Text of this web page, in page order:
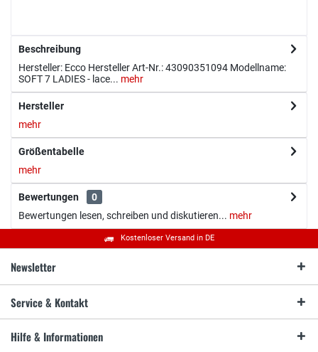
Beschreibung
Hersteller: Ecco Hersteller Art-Nr.: 43090351094 Modellname:
SOFT 7 LADIES - lace... mehr
Hersteller
mehr
Größentabelle
mehr
Bewertungen
0
Bewertungen lesen, schreiben und diskutieren... mehr
Kostenloser Versand in DE
Newsletter
Service & Kontakt
Hilfe & Informationen